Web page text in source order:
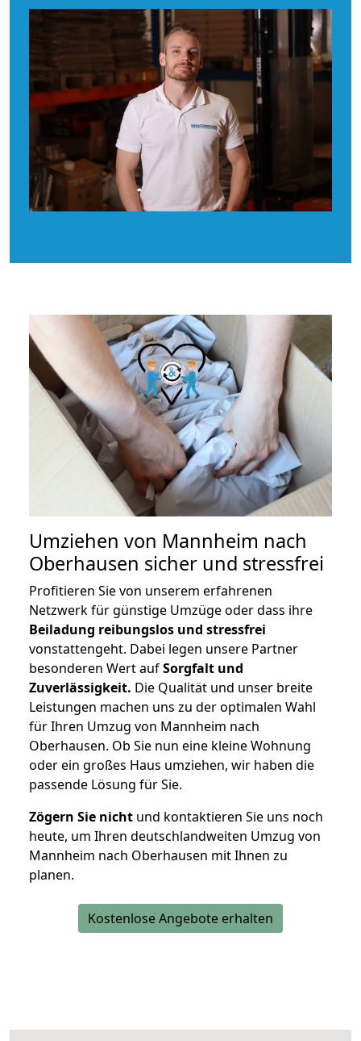
Umziehen von Mannheim nach
Oberhausen sicher und stressfrei
Profitieren Sie von unserem erfahrenen
Netzwerk für günstige Umzüge oder dass ihre
Beiladung reibungslos und stressfrei
vonstattengeht. Dabei legen unsere Partner
besonderen Wert aufSorgfalt und
Zuverlässigkeit. Die Qualität und unser breite
Leistungen machen uns zu der optimalen Wahl
für Ihren Umzug von Mannheim nach
Oberhausen. Ob Sie nun eine kleine Wohnung
oder ein großes Haus umziehen, wir haben die
passende Lösung für Sie.
Zögern Sie nicht und kontaktieren Sie uns noch
heute, um Ihren deutschlandweiten Umzug von
Mannheim nach Oberhausen mit Ihnen zu
planen.
Kostenlose Angebote erhalten